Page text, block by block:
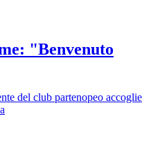
"Benvenuto
del club partenopeo accoglie